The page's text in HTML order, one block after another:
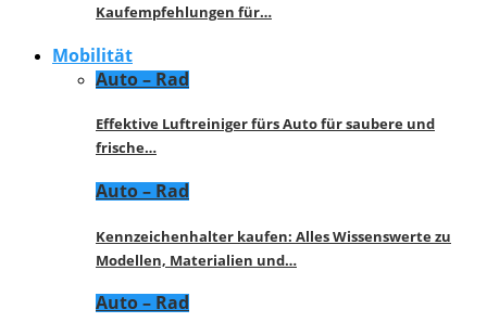
Kaufempfehlungen für…
Mobilität
Auto – Rad
Effektive Luftreiniger fürs Auto für saubere und
frische…
Auto – Rad
Kennzeichenhalter kaufen: Alles Wissenswerte zu
Modellen, Materialien und…
Auto – Rad